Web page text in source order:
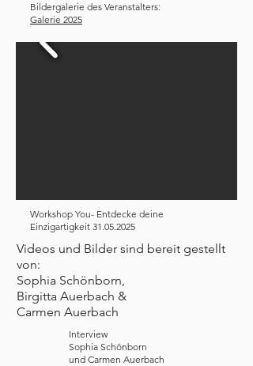
Bildergalerie des Veranstalters:
Galerie 2025
Workshop You- Entdecke deine
Einzigartigkeit 31.05.2025
Videos und Bilder sind bereit gestellt
von:
Sophia Schönborn,
Birgitta Auerbach &
Carmen Auerbach
Interview
Sophia Schönborn
und Carmen Auerbach